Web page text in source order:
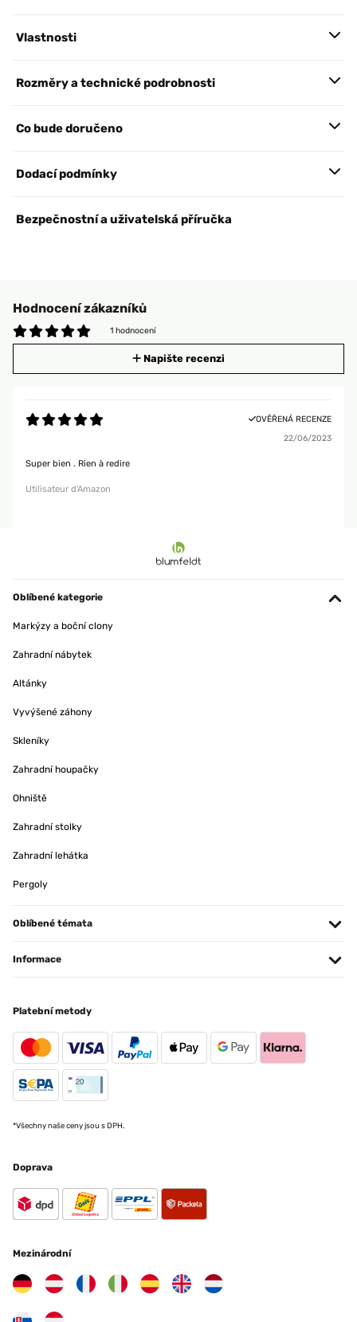
Vlastnosti
Rozměry a technické podrobnosti
Co bude doručeno
Dodací podmínky
Bezpečnostní a uživatelská příručka
Hodnocení zákazníků
1 hodnocení
Napište recenzi
OVĚŘENÁ RECENZE
22/06/2023
Super bien . Rien à redire
Utilisateur d'Amazon
Oblíbené kategorie
Markýzy a boční clony
Zahradní nábytek
Altánky
Vyvýšené záhony
Skleníky
Zahradní houpačky
Ohniště
Zahradní stolky
Zahradní lehátka
Pergoly
Oblíbené témata
Informace
Platební metody
*Všechny naše ceny jsou s DPH.
Doprava
Mezinárodní